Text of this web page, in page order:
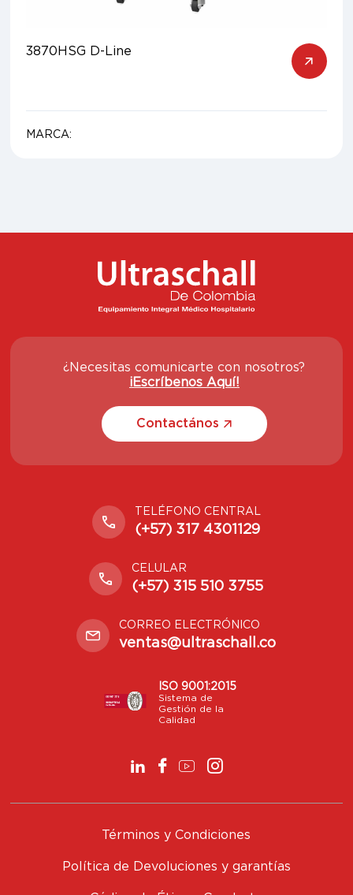
3870HSG D-Line
MARCA:
¿Necesitas comunicarte con nosotros?
¡Escríbenos Aquí!
Contactános
TELÉFONO CENTRAL
(+57) 317 4301129
CELULAR
(+57) 315 510 3755
CORREO ELECTRÓNICO
ventas@ultraschall.co
ISO 9001:2015
Sistema de
Gestión de la
Calidad
Términos y Condiciones
Política de Devoluciones y garantías